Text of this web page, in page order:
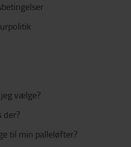
vælge?
der?
til min palleløfter?